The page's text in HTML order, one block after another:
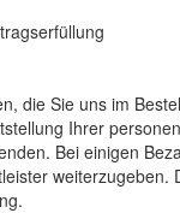
die Sie uns im
Ihrer
Bei einigen